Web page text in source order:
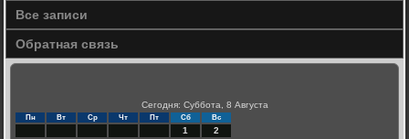
Все записи
Обратная связь
Сегодня: Суббота, 8 Августа
Пн Вт Ср Чт Пт Сб Вс
1
2